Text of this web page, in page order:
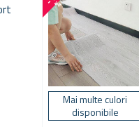
%
Mai multe culori
disponibile